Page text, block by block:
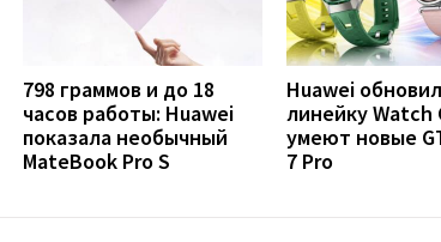
798 граммов и до 18
часов работы: Huawei
показала необычный
MateBook Pro S
Huawei
линейку Watch
умеют новые
7 Pro